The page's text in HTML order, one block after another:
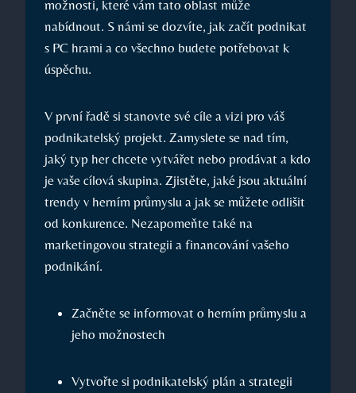
možnosti, které vám tato oblast může
nabídnout. S námi se dozvíte, jak začít podnikat
s PC hrami a co všechno budete potřebovat k
úspěchu.
V první řadě si stanovte své cíle a vizi pro váš
podnikatelský projekt. Zamyslete se nad tím,
jaký typ her chcete vytvářet nebo prodávat a kdo
je vaše cílová skupina. Zjistěte, jaké jsou aktuální
trendy v herním průmyslu a jak se můžete odlišit
od konkurence. Nezapomeňte také na
marketingovou strategii a financování vašeho
podnikání.
Začněte se informovat o herním průmyslu a
jeho možnostech
Vytvořte si podnikatelský plán a strategii